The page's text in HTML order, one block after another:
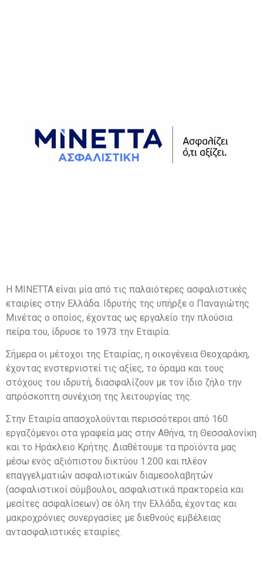
Η ΜΙΝΕΤΤΑ είναι μία από τις παλαιότερες ασφαλιστικές
εταιρίες στην Ελλάδα. Ιδρυτής της υπήρξε ο Παναγιώτης
Μινέτας ο οποίος, έχοντας ως εργαλείο την πλούσια
πείρα του, ίδρυσε το 1973 την Εταιρία.
Σήμερα οι μέτοχοι της Εταιρίας, η οικογένεια Θεοχαράκη,
έχοντας ενστερνιστεί τις αξίες, το όραμα και τους
στόχους του ιδρυτή, διασφαλίζουν με τον ίδιο ζήλο την
απρόσκοπτη συνέχιση της λειτουργίας της.
Στην Εταιρία απασχολούνται περισσότεροι από 160
εργαζόμενοι στα γραφεία μας στην Αθήνα, τη Θεσσαλονίκη
και το Ηράκλειο Κρήτης. Διαθέτουμε τα προϊόντα μας
μέσω ενός αξιόπιστου δικτύου 1.200 και πλέον
επαγγελματιών ασφαλιστικών διαμεσολαβητών
(ασφαλιστικοί σύμβουλοι, ασφαλιστικά πρακτορεία και
μεσίτες ασφαλίσεων) σε όλη την Ελλάδα, έχοντας και
μακροχρόνιες συνεργασίες με διεθνούς εμβέλειας
αντασφαλιστικές εταιρίες.